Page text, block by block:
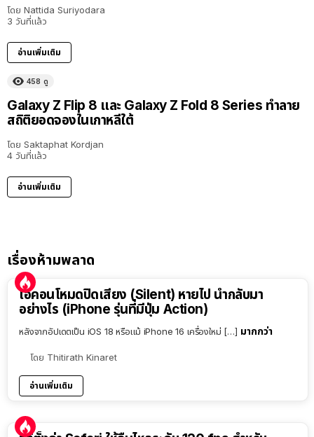
โดย Nattida Suriyodara
3 วันที่แล้ว
อ่านเพิ่มเติม
458 ดู
Galaxy Z Flip 8 และ Galaxy Z Fold 8 Series ทำลาย
สถิติยอดจองในเกาหลีใต้
โดย Saktaphat Kordjan
4 วันที่แล้ว
อ่านเพิ่มเติม
เรื่องห้ามพลาด
ไอคอนโหมดปิดเสียง (Silent) หายไป นำกลับมา
อย่างไร (iPhone รุ่นที่มีปุ่ม Action)
หลังจากอัปเดตเป็น iOS 18 หรือแม้ iPhone 16 เครื่องใหม่ […] มากกว่า
โดย Thitirath Kinaret
อ่านเพิ่มเติม